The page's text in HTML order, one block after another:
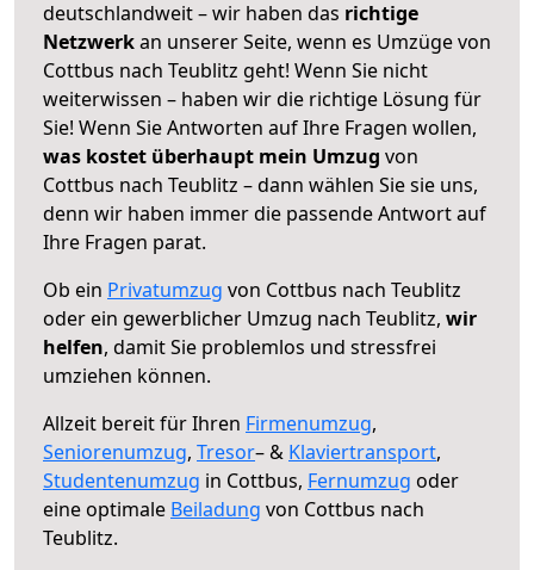
deutschlandweit – wir haben das richtige
Netzwerkan unserer Seite, wenn es Umzüge von
Cottbus nach Teublitz geht! Wenn Sie nicht
weiterwissen – haben wir die richtige Lösung für
Sie! Wenn Sie Antworten auf Ihre Fragen wollen,
was kostet überhaupt mein Umzug von
Cottbus nach Teublitz – dann wählen Sie sie uns,
denn wir haben immer die passende Antwort auf
Ihre Fragen parat.
Ob ein Privatumzug von Cottbus nach Teublitz
oder ein gewerblicher Umzug nach Teublitz, wir
helfen, damit Sie problemlos und stressfrei
umziehen können.
Allzeit bereit für Ihren Firmenumzug,
Seniorenumzug, Tresor– & Klaviertransport,
Studentenumzug in Cottbus, Fernumzug oder
eine optimale Beiladung von Cottbus nach
Teublitz.